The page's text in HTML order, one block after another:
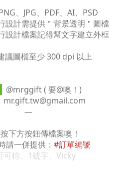
、JPG、PDF、AI、PSD
設計需提供＂背景透明＂圖檔
設計檔案記得幫文字建立外框
議圖檔至少 300 dpi 以上
@mrggift ( 要@噢！)
mr.gift.tw@gmail.com
—
下方按鈕傳檔案噢！
請一併提供： #訂單編號
可棕、1號字、Vicky